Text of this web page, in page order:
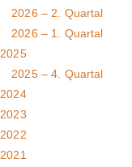
2026 – 2. Quartal
2026 – 1. Quartal
2025
2025 – 4. Quartal
2024
2023
2022
2021